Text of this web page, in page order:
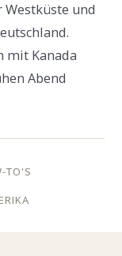
Westküste und
mit Kanada
Abend
TO'S